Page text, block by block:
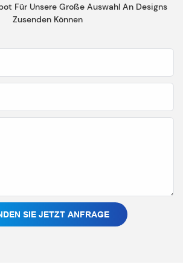
Für Unsere Große Auswahl An Designs
Zusenden Können
SIE JETZT ANFRAGE